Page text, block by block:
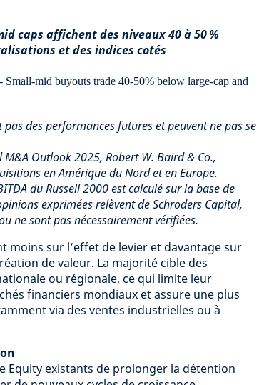
caps affichent des niveaux 40 à 50 %
et des indices cotés
des performances futures et peuvent ne pas se
Outlook 2025, Robert W. Baird & Co.,
en Amérique du Nord et en Europe.
du Russell 2000 est calculé sur la base de
exprimées relèvent de Schroders Capital,
ne sont pas nécessairement vérifiées.
moins sur l’effet de levier et davantage sur
de valeur. La majorité cible des
ou régionale, ce qui limite leur
financiers mondiaux et assure une plus
via des ventes industrielles ou à
Equity existants de prolonger la détention